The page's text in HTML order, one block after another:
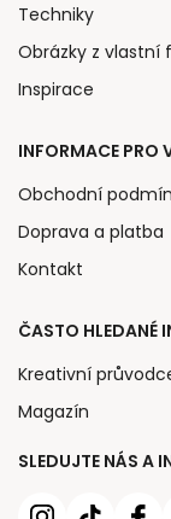
SLEDUJTE NÁS A
Techniky
Obrázky z vlastní
Inspirace
INFORMACE PRO
Obchodní
Doprava a platba
Kontakt
ČASTO HLEDANÉ
Kreativní
Magazín